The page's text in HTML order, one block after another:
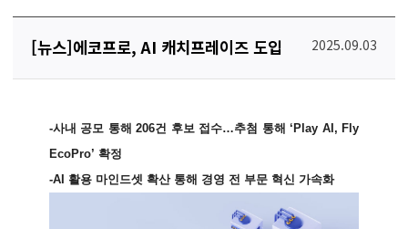
[뉴스]에코프로, AI 캐치프레이즈 도입 2025.09.03
-사내 공모 통해 206건 후보 접수…추첨 통해‘ Play AI, Fly
EcoPro’ 확정
-AI 활용 마인드셋 확산 통해 경영 전 부문 혁신 가속화